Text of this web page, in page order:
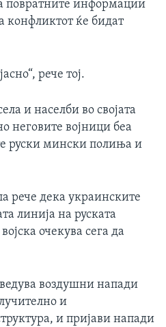
повратните информации
конфликтот ќе бидат
рече тој.
и населби во својата
неговите војници беа
руски мински полиња и
рече дека украинските
линија на руската
очекува сега да
воздушни напади
и
и пријави напади